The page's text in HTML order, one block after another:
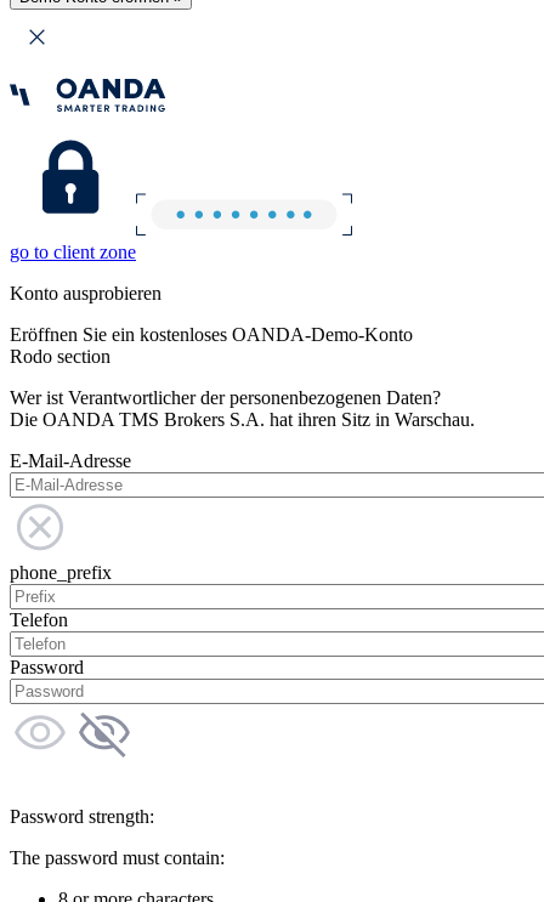
go to client zone
Konto ausprobieren
Eröffnen Sie ein kostenloses OANDA-Demo-Konto
Rodo section
Wer ist Verantwortlicher der personenbezogenen Daten?
Die OANDA TMS Brokers S.A. hat ihren Sitz in Warschau.
E-Mail-Adresse
phone_prefix
Telefon
Password
Password strength:
The password must contain: